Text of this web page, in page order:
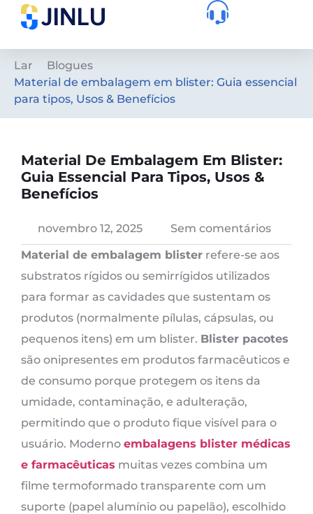
Lar
Blogues
Material de embalagem em blister: Guia essencial
para tipos, Usos & Benefícios
Material De Embalagem Em Blister:
Guia Essencial Para Tipos, Usos &
Benefícios
novembro 12, 2025
Sem comentários
Material de embalagem blister refere-se aos
substratos rígidos ou semirrígidos utilizados
para formar as cavidades que sustentam os
produtos (normalmente pílulas, cápsulas, ou
pequenos itens) em um blister. Blister pacotes
são onipresentes em produtos farmacêuticos e
de consumo porque protegem os itens da
umidade, contaminação, e adulteração,
permitindo que o produto fique visível para o
usuário. Moderno embalagens blister médicas
e farmacêuticas muitas vezes combina um
filme termoformado transparente com um
suporte (papel alumínio ou papelão), escolhido